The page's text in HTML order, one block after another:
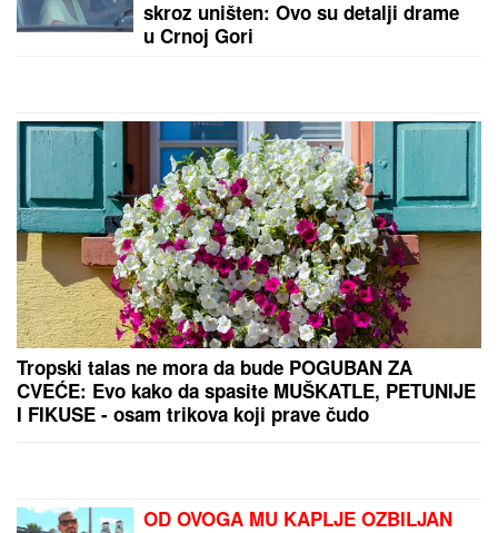
VEST KOJA JE UZDRMALA PLANETU!Janik Siner
se povlači?
by Aklamator
PREPORUKA ZA VAS